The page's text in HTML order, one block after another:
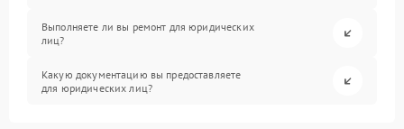
Выполняете ли вы ремонт для юридических
лиц?
Какую документацию вы предоставляете
для юридических лиц?